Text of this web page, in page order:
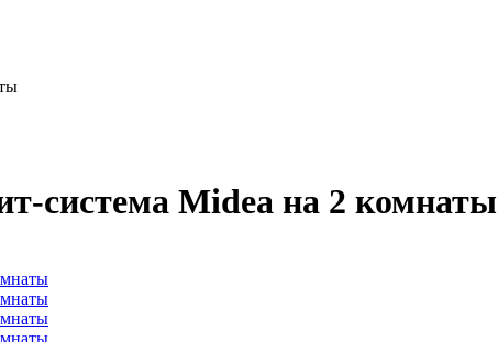
система Midea на 2 комнаты